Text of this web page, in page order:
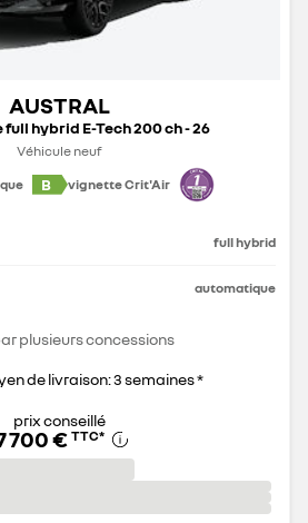
AUSTRAL
hybrid E-Tech 200 ch - 26
Véhicule neuf
B vignette Crit'Air
full hybrid
automatique
plusieurs concessions
de livraison: 3 semaines *
prix conseillé
700 € TTC*